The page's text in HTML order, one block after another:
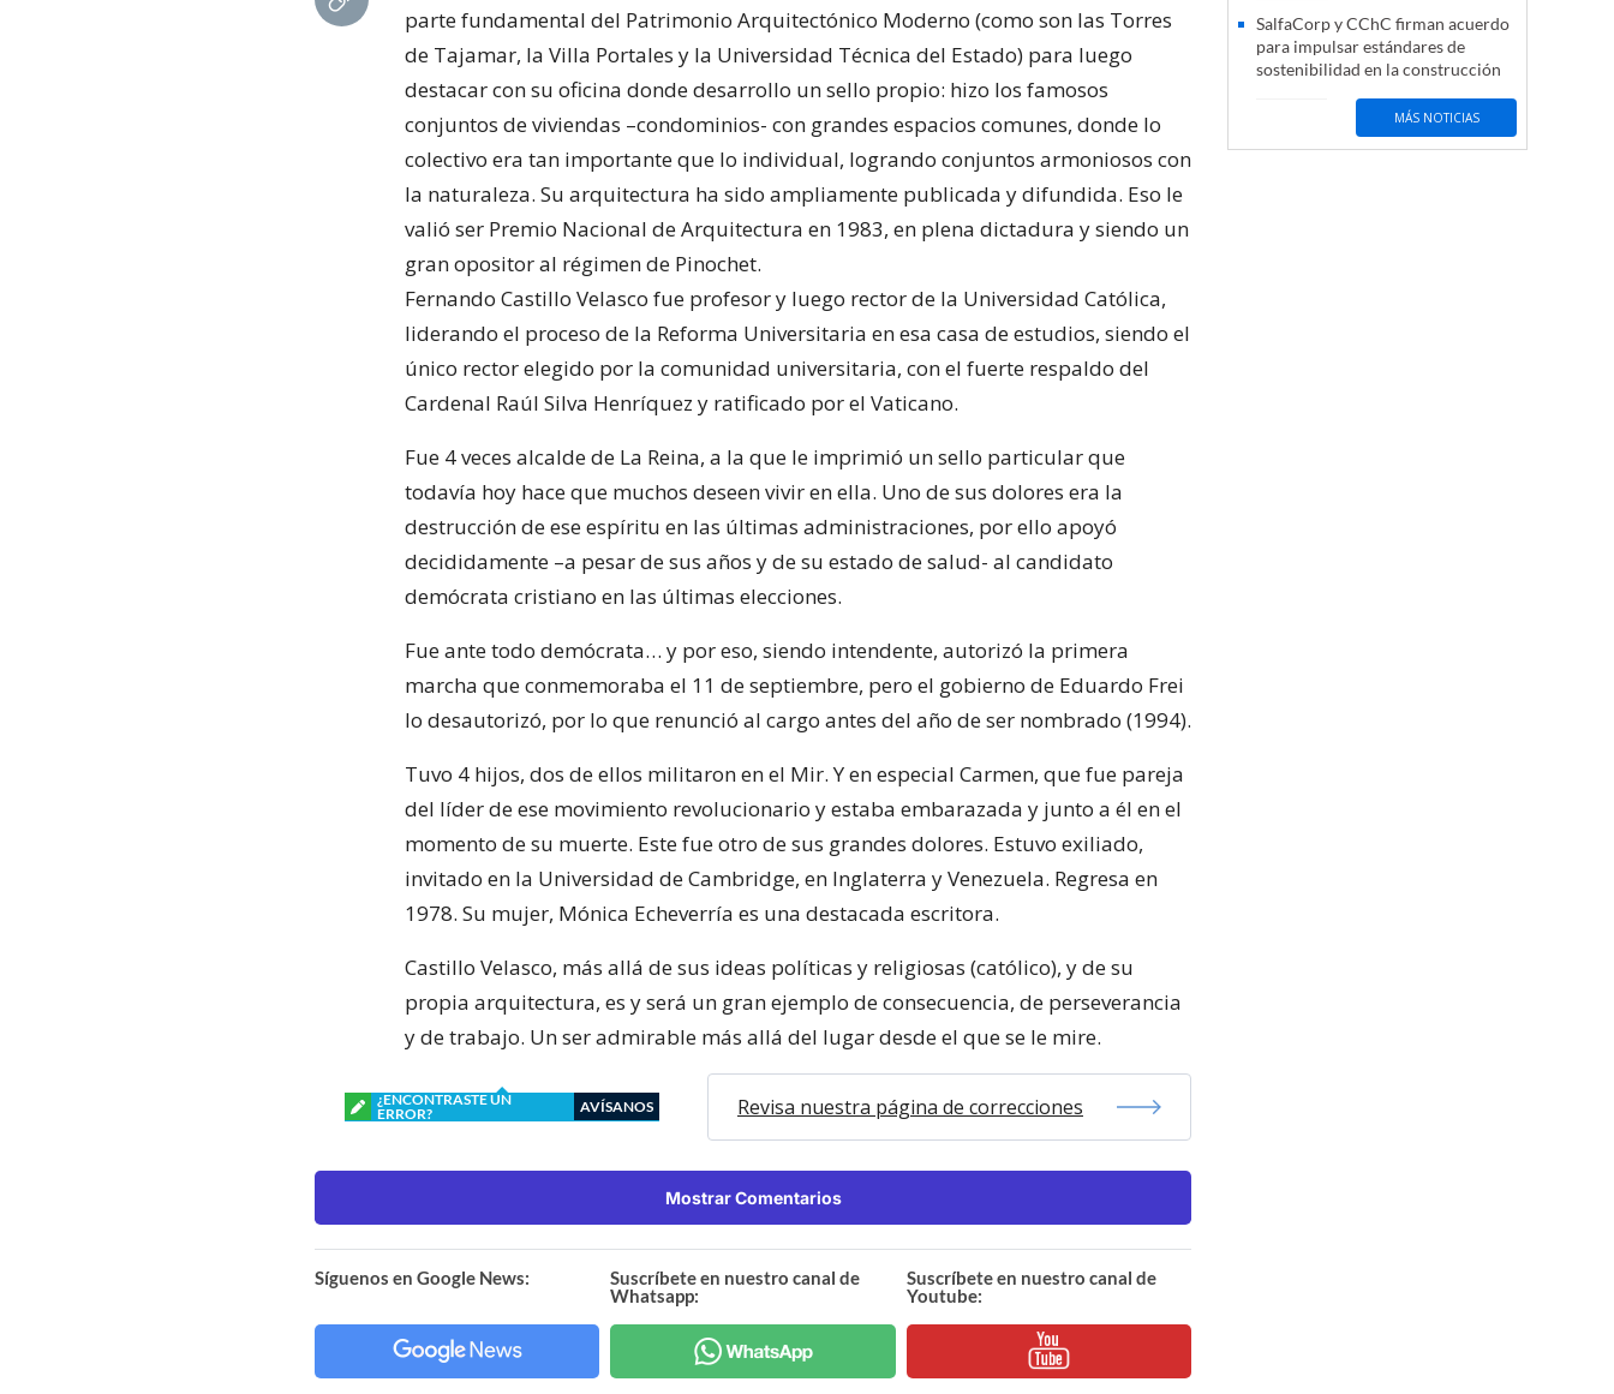
parte fundamental del Patrimonio Arquitectónico Moderno (como son las Torres
de Tajamar, la Villa Portales y la Universidad Técnica del Estado) para luego
destacar con su oficina donde desarrollo un sello propio: hizo los famosos
conjuntos de viviendas –condominios- con grandes espacios comunes, donde lo
colectivo era tan importante que lo individual, logrando conjuntos armoniosos con
la naturaleza. Su arquitectura ha sido ampliamente publicada y difundida. Eso le
valió ser Premio Nacional de Arquitectura en 1983, en plena dictadura y siendo un
gran opositor al régimen de Pinochet.
Fernando Castillo Velasco fue profesor y luego rector de la Universidad Católica,
liderando el proceso de la Reforma Universitaria en esa casa de estudios, siendo el
único rector elegido por la comunidad universitaria, con el fuerte respaldo del
Cardenal Raúl Silva Henríquez y ratificado por el Vaticano.
Fue 4 veces alcalde de La Reina, a la que le imprimió un sello particular que
todavía hoy hace que muchos deseen vivir en ella. Uno de sus dolores era la
destrucción de ese espíritu en las últimas administraciones, por ello apoyó
decididamente –a pesar de sus años y de su estado de salud- al candidato
demócrata cristiano en las últimas elecciones.
Fue ante todo demócrata… y por eso, siendo intendente, autorizó la primera
marcha que conmemoraba el 11 de septiembre, pero el gobierno de Eduardo Frei
lo desautorizó, por lo que renunció al cargo antes del año de ser nombrado (1994).
Tuvo 4 hijos, dos de ellos militaron en el Mir. Y en especial Carmen, que fue pareja
del líder de ese movimiento revolucionario y estaba embarazada y junto a él en el
momento de su muerte. Este fue otro de sus grandes dolores. Estuvo exiliado,
invitado en la Universidad de Cambridge, en Inglaterra y Venezuela. Regresa en
1978. Su mujer, Mónica Echeverría es una destacada escritora.
Castillo Velasco, más allá de sus ideas políticas y religiosas (católico), y de su
propia arquitectura, es y será un gran ejemplo de consecuencia, de perseverancia
y de trabajo. Un ser admirable más allá del lugar desde el que se le mire.
¿ENCONTRASTE UN
ERROR?
AVÍSANOS Revisa nuestra página de correcciones
Mostrar Comentarios
Síguenos en Google News:
Suscríbete en nuestro canal de
Whatsapp:
Suscríbete en nuestro canal de
Youtube:
SalfaCorp y CChC firman acuerdo
para impulsar estándares de
sostenibilidad en la construcción
MÁS NOTICIAS